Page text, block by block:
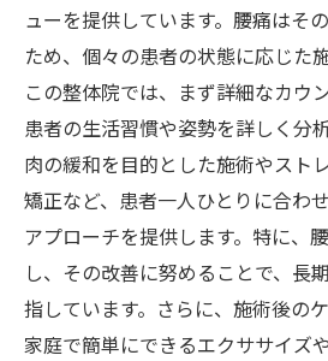
ューを提供しています。腰痛はそ
ため、個々の患者の状態に応じた
この整体院では、まず詳細なカウ
患者の生活習慣や姿勢を詳しく分
肉の緩和を目的とした施術やスト
矯正など、患者一人ひとりに合わ
アプローチを提供します。特に、
し、その改善に努めることで、長
指しています。さらに、施術後の
家庭で簡単にできるエクササイズ